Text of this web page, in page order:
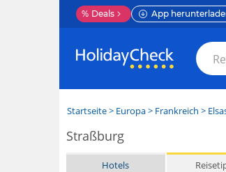
% Deals App
Startseite> Europa> Frankreich >
Straßburg
Hotels